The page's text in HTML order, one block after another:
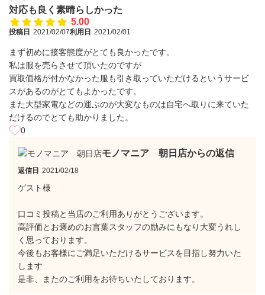
対応も良く素晴らしかった
5.00
投稿日 2021/02/07利用日 2021/02/01
まず初めに接客態度がとても良かったです。
私は服を売らさせて頂いたのですが
買取価格が付かなかった服も引き取っていただけるというサービ
スがあるのがとてもよかったです。
また大型家電などの運ぶのが大変なものは自宅へ取りに来ていた
だけるのでとても助かりました。
0
モノマニア 朝日店からの返信
返信日 2021/02/18
ゲスト様
口コミ投稿と当店のご利用ありがとうございます。
高評価とお褒めのお言葉スタッフの励みにもなり大変うれし
く思っております。
今後もお客様にご満足いただけるサービスを目指し努力いた
します
是非、またのご利用をお待ちいたしております。